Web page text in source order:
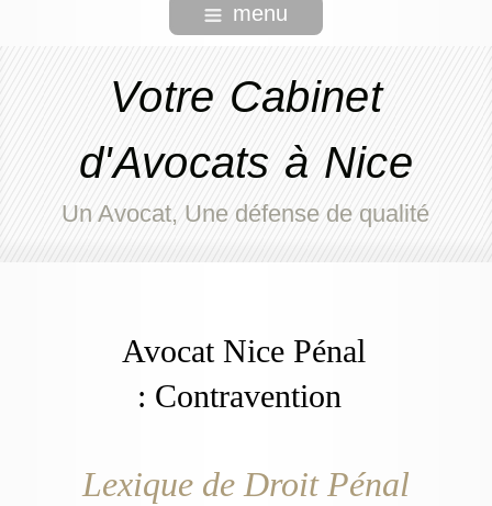
menu
Votre Cabinet
d'Avocats à Nice
Un Avocat, Une défense de qualité
Avocat Nice Pénal
: Contravention
Lexique de Droit Pénal